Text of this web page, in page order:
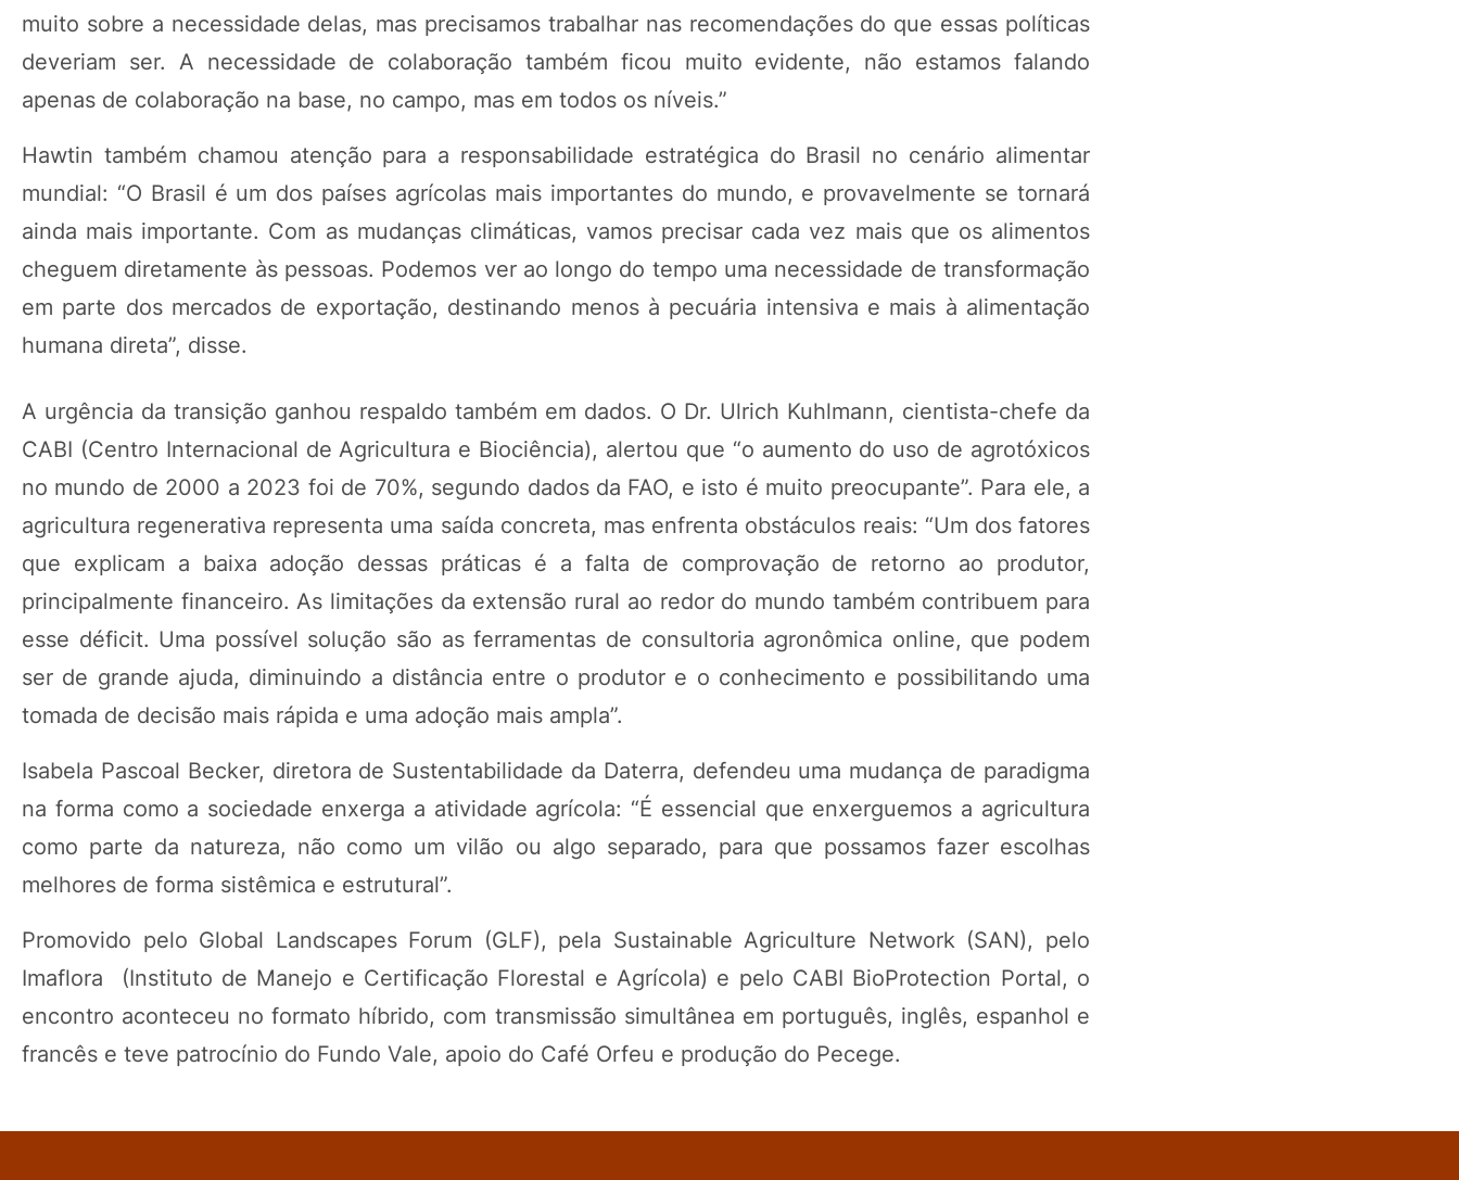
muito sobre a necessidade delas, mas precisamos trabalhar nas recomendações do que essas políticas
deveriam ser. A necessidade de colaboração também ficou muito evidente, não estamos falando
apenas de colaboração na base, no campo, mas em todos os níveis.”
Hawtin também chamou atenção para a responsabilidade estratégica do Brasil no cenário alimentar
mundial: “O Brasil é um dos países agrícolas mais importantes do mundo, e provavelmente se tornará
ainda mais importante. Com as mudanças climáticas, vamos precisar cada vez mais que os alimentos
cheguem diretamente às pessoas. Podemos ver ao longo do tempo uma necessidade de transformação
em parte dos mercados de exportação, destinando menos à pecuária intensiva e mais à alimentação
humana direta”, disse.
A urgência da transição ganhou respaldo também em dados. O Dr. Ulrich Kuhlmann, cientista-chefe da
CABI (Centro Internacional de Agricultura e Biociência), alertou que “o aumento do uso de agrotóxicos
no mundo de 2000 a 2023 foi de 70%, segundo dados da FAO, e isto é muito preocupante”. Para ele, a
agricultura regenerativa representa uma saída concreta, mas enfrenta obstáculos reais: “Um dos fatores
que explicam a baixa adoção dessas práticas é a falta de comprovação de retorno ao produtor,
principalmente financeiro. As limitações da extensão rural ao redor do mundo também contribuem para
esse déficit. Uma possível solução são as ferramentas de consultoria agronômica online, que podem
ser de grande ajuda, diminuindo a distância entre o produtor e o conhecimento e possibilitando uma
tomada de decisão mais rápida e uma adoção mais ampla”.
Isabela Pascoal Becker, diretora de Sustentabilidade da Daterra, defendeu uma mudança de paradigma
na forma como a sociedade enxerga a atividade agrícola: “É essencial que enxerguemos a agricultura
como parte da natureza, não como um vilão ou algo separado, para que possamos fazer escolhas
melhores de forma sistêmica e estrutural”.
Promovido pelo Global Landscapes Forum (GLF), pela Sustainable Agriculture Network (SAN), pelo
Imaflora (Instituto de Manejo e Certificação Florestal e Agrícola) e pelo CABI BioProtection Portal, o
encontro aconteceu no formato híbrido, com transmissão simultânea em português, inglês, espanhol e
francês e teve patrocínio do Fundo Vale, apoio do Café Orfeu e produção do Pecege.